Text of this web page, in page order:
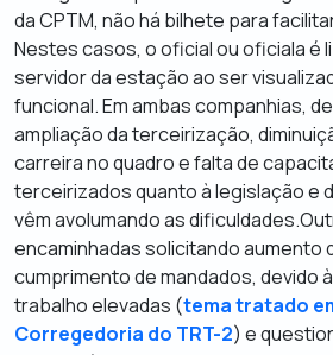
da CPTM, não há bilhete para
Nestes casos, o oficial ou oficiala é
servidor da estação ao ser
funcional. Em ambas companhias,
ampliação da terceirização,
carreira no quadro e falta de
terceirizados quanto à legislação e
vêm avolumando as
encaminhadas solicitando aumento
cumprimento de mandados, devido
trabalho elevadas (tema tratado
Corregedoria do TRT-2) e